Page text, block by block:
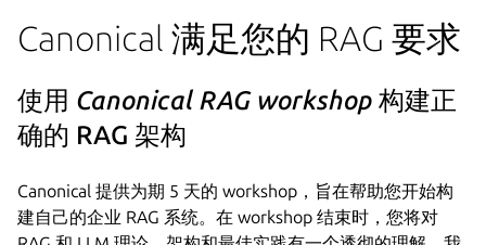
Canonical 满足您的 RAG 要求
使用 Canonical RAG workshop 构建正
确的 RAG 架构
Canonical 提供为期 5 天的 workshop，旨在帮助您开始构
建自己的企业 RAG 系统。在 workshop 结束时，您将对